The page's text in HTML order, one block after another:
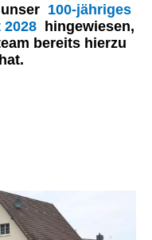
100-jähriges
hingewiesen,
bereits hierzu